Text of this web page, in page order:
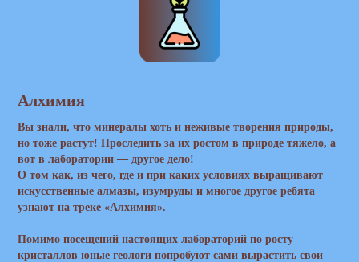
Алхимия
Вы знали, что минералы хоть и неживые творения природы,
но тоже растут! Проследить за их ростом в природе тяжело, а
вот в лаборатории — другое дело!
О том как, из чего, где и при каких условиях выращивают
искусственные алмазы, изумруды и многое другое ребята
узнают на треке «Алхимия».
Помимо посещений настоящих лабораторий по росту
кристаллов юные геологи попробуют сами вырастить свои